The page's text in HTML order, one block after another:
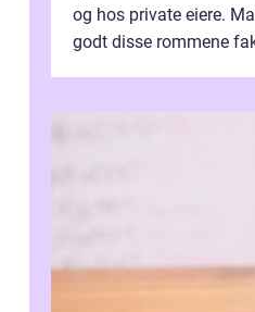
og hos private eiere.
godt disse rommene